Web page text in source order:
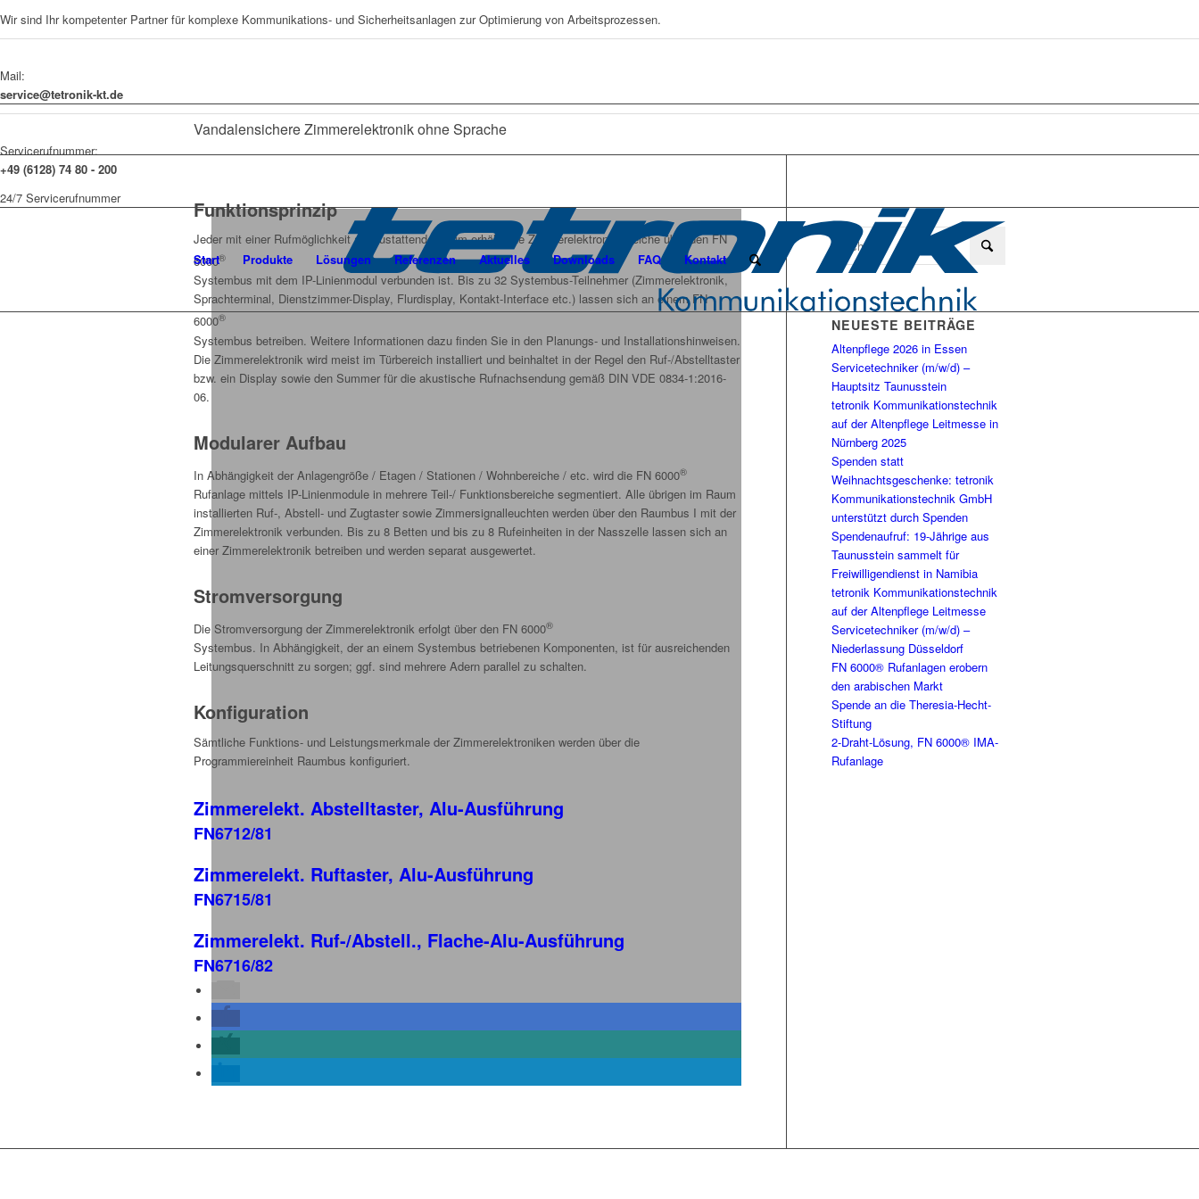
Wir sind Ihr kompetenter Partner für komplexe Kommunikations- und Sicherheitsanlagen zur Optimierung von Arbeitsprozessen.
Mail:
service@tetronik-kt.de
Servicerufnummer:
+49 (6128) 74 80 - 200
24/7 Servicerufnummer
Start Produkte Lösungen Referenzen Aktuelles Downloads FAQ Kontakt
Vandalensichere Zimmerelektronik ohne Sprache
Funktionsprinzip
Jeder mit einer Rufmöglichkeit auszustattende Raum erhält eine Zimmerelektronik, welche über den FN
6000®
Systembus mit dem IP-Linienmodul verbunden ist. Bis zu 32 Systembus-Teilnehmer (Zimmerelektronik,
Sprachterminal, Dienstzimmer-Display, Flurdisplay, Kontakt-Interface etc.) lassen sich an einem FN
6000®
Systembus betreiben. Weitere Informationen dazu finden Sie in den Planungs- und Installationshinweisen.
Die Zimmerelektronik wird meist im Türbereich installiert und beinhaltet in der Regel den Ruf-/Abstelltaster
bzw. ein Display sowie den Summer für die akustische Rufnachsendung gemäß DIN VDE 0834-1:2016-
06.
Modularer Aufbau
In Abhängigkeit der Anlagengröße / Etagen / Stationen / Wohnbereiche / etc. wird die FN 6000®
Rufanlage mittels IP-Linienmodule in mehrere Teil-/ Funktionsbereiche segmentiert. Alle übrigen im Raum
installierten Ruf-, Abstell- und Zugtaster sowie Zimmersignalleuchten werden über den Raumbus I mit der
Zimmerelektronik verbunden. Bis zu 8 Betten und bis zu 8 Rufeinheiten in der Nasszelle lassen sich an
einer Zimmerelektronik betreiben und werden separat ausgewertet.
Stromversorgung
Die Stromversorgung der Zimmerelektronik erfolgt über den FN 6000®
Systembus. In Abhängigkeit, der an einem Systembus betriebenen Komponenten, ist für ausreichenden
Leitungsquerschnitt zu sorgen; ggf. sind mehrere Adern parallel zu schalten.
Konfiguration
Sämtliche Funktions- und Leistungsmerkmale der Zimmerelektroniken werden über die
Programmiereinheit Raumbus konfiguriert.
Zimmerelekt. Abstelltaster, Alu-Ausführung
FN6712/81
Zimmerelekt. Ruftaster, Alu-Ausführung
FN6715/81
Zimmerelekt. Ruf-/Abstell., Flache-Alu-Ausführung
FN6716/82
NEUESTE BEITRÄGE
Altenpflege 2026 in Essen
Servicetechniker (m/w/d) –
Hauptsitz Taunusstein
tetronik Kommunikationstechnik
auf der Altenpflege Leitmesse in
Nürnberg 2025
Spenden statt
Weihnachtsgeschenke: tetronik
Kommunikationstechnik GmbH
unterstützt durch Spenden
Spendenaufruf: 19-Jährige aus
Taunusstein sammelt für
Freiwilligendienst in Namibia
tetronik Kommunikationstechnik
auf der Altenpflege Leitmesse
Servicetechniker (m/w/d) –
Niederlassung Düsseldorf
FN 6000® Rufanlagen erobern
den arabischen Markt
Spende an die Theresia-Hecht-
Stiftung
2-Draht-Lösung, FN 6000® IMA-
Rufanlage